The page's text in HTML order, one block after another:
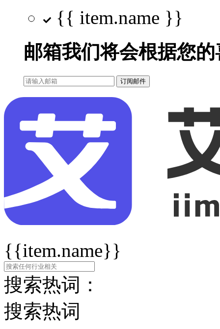
{{ item.name }}
邮箱我们将会根据您
订阅邮件
{{item.name}}
搜索热词：
搜索热词